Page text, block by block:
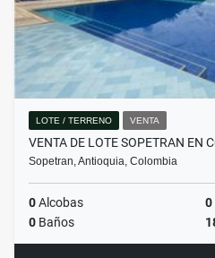
LOTE / TERRENO VENTA
VENTA DE LOTE SOPETRAN EN
Sopetran, Antioquia, Colombia
0Alcobas 0
0 Baños